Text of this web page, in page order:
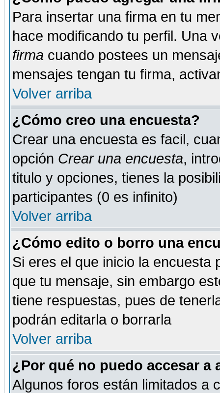
Para insertar una firma en tu
hace modificando tu perfil. Una
firma cuando postees un
mensajes tengan tu firma,
Volver arriba
¿Cómo creo una encuesta?
Crear una encuesta es facil,
opción Crear una encuesta,
titulo y opciones, tienes la
participantes (0 es infinito)
Volver arriba
¿Cómo edito o borro una
Si eres el que inicio la encuesta
que tu mensaje, sin embargo
tiene respuestas, pues de
podrán editarla o borrarla
Volver arriba
¿Por qué no puedo accesar a
Algunos foros están limitados a